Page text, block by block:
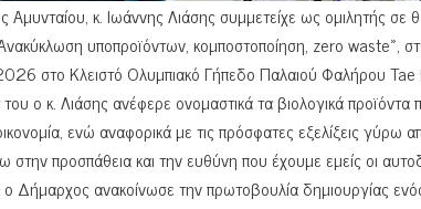
κ. Ιωάννης Λιάσης συμμετείχε ως ομιλητής σε
υποπροϊόντων, κομποστοποίηση, zero waste»,
στο Κλειστό Ολυμπιακό Γήπεδο Παλαιού Φαλήρου
του ο κ. Λιάσης ανέφερε ονομαστικά τα βιολογικά
ενώ αναφορικά με τις πρόσφατες εξελίξεις
στην προσπάθεια και την ευθύνη που έχουμε εμείς οι
Δήμαρχος ανακοίνωσε την πρωτοβουλία δημιουργίας